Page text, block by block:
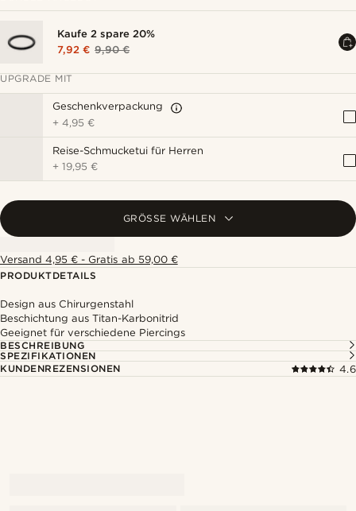
Kaufe 2 spare 20%
7,92 € 9,90 €
UPGRADE MIT
Geschenkverpackung
+4,95 €
Reise-Schmucketui für Herren
+19,95 €
GRÖSSE WÄHLEN
Versand 4,95 € - Gratis ab 59,00 €
PRODUKTDETAILS
Design aus Chirurgenstahl
Beschichtung aus Titan-Karbonitrid
Geeignet für verschiedene Piercings
BESCHREIBUNG
SPEZIFIKATIONEN
KUNDENREZENSIONEN
4.6